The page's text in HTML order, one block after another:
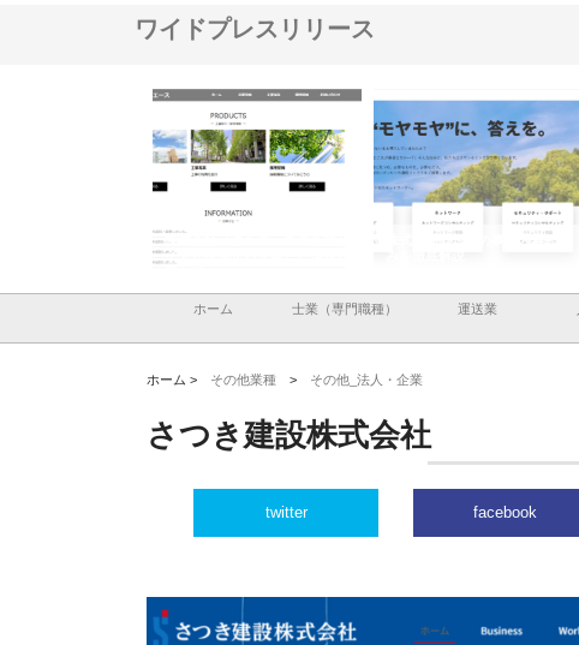
ワイドプレスリリース
イトが提供する充実した情報内
株式会社ＣＳＡの事業内容と強
ホーム 士業（専門職種） 運送業
ホーム > その他業種 > その他_法人・企業
さつき建設株式会社
twitter facebook